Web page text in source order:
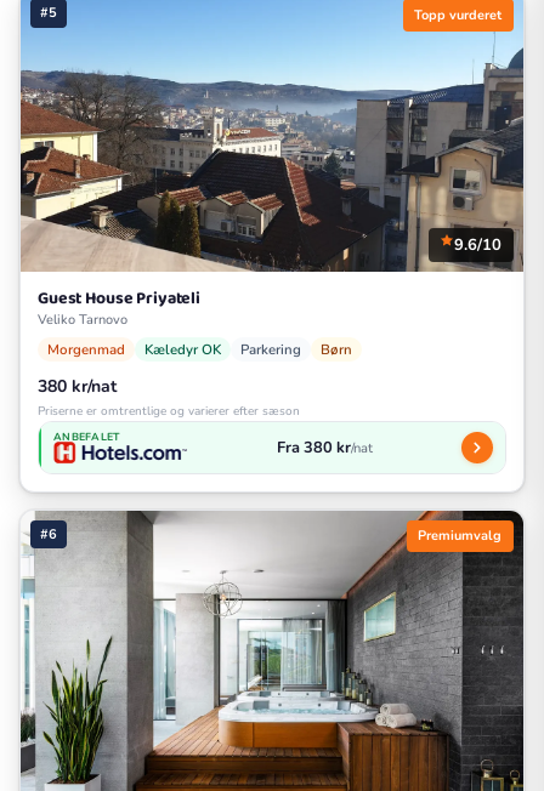
#5 Topp vurderet
9.6/10
Guest House Priyateli
Veliko Tarnovo
Morgenmad Kæledyr OK Parkering Børn
380 kr/nat
Priserne er omtrentlige og varierer efter sæson
ANBEFALET Fra 380 kr/nat
#6 Premiumvalg